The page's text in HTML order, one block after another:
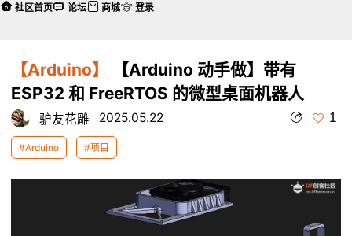
【Arduino】
【Arduino 动手做】带有
ESP32 和 FreeRTOS 的微型桌面机器人
驴友花雕 2025.05.22 1
#Arduino #项目
本帖最后由 驴友花雕 于 2025-6-5 05:53 编辑
社区首页 论坛 商城 登录